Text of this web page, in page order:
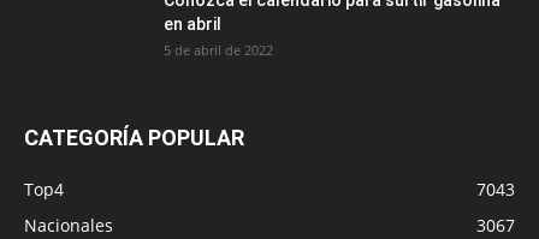
en abril
5 de abril de 2022
CATEGORÍA POPULAR
Top4
7043
Nacionales
3067